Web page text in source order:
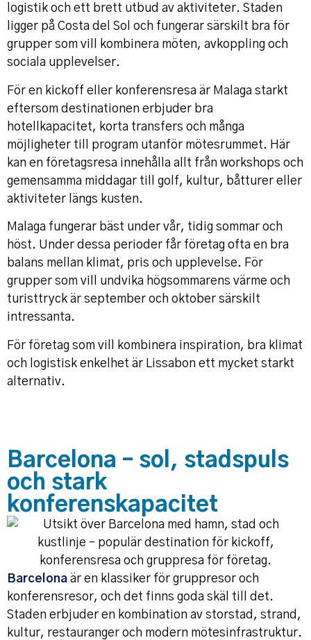
logistik och ett brett utbud av aktiviteter. Staden
ligger på Costa del Sol och fungerar särskilt bra för
grupper som vill kombinera möten, avkoppling och
sociala upplevelser.
För en kickoff eller konferensresa är Malaga starkt
eftersom destinationen erbjuder bra
hotellkapacitet, korta transfers och många
möjligheter till program utanför mötesrummet. Här
kan en företagsresa innehålla allt från workshops och
gemensamma middagar till golf, kultur, båtturer eller
aktiviteter längs kusten.
Malaga fungerar bäst under vår, tidig sommar och
höst. Under dessa perioder får företag ofta en bra
balans mellan klimat, pris och upplevelse. För
grupper som vill undvika högsommarens värme och
turisttryck är september och oktober särskilt
intressanta.
För företag som vill kombinera inspiration, bra klimat
och logistisk enkelhet är Lissabon ett mycket starkt
alternativ.
Barcelona – sol, stadspuls
och stark
konferenskapacitet
Barcelona är en klassiker för gruppresor och
konferensresor, och det finns goda skäl till det.
Staden erbjuder en kombination av storstad, strand,
kultur, restauranger och modern mötesinfrastruktur.